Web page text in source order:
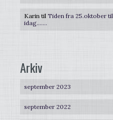
Karin tilTiden fra 25.oktober til
idag…….
Arkiv
september 2023
september 2022